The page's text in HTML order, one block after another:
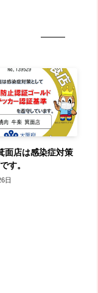
面店は感染症対策
す。
日